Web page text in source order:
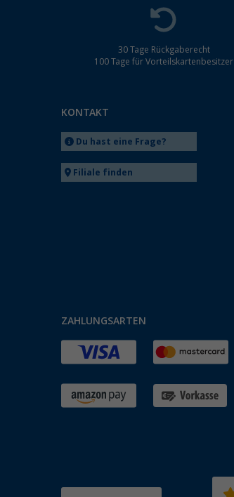
30 Tage Rückgaberecht
100 Tage für Vorteilskartenbesitzer
KONTAKT
Du hast eine Frage?
Filiale finden
ZAHLUNGSARTEN